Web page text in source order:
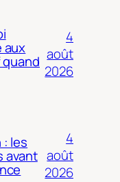
aux
4
août
2026
: les
avant
4
août
2026